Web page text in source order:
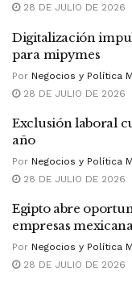
28 DE JULIO DE 2026
Digitalización
para mipymes
Por Negocios y Política
28 DE JULIO DE 2026
Exclusión laboral
año
Por Negocios y Política
28 DE JULIO DE 2026
Egipto abre
empresas
Por Negocios y Política
28 DE JULIO DE 2026